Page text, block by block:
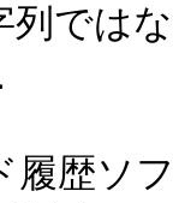
列では
履歴ソ